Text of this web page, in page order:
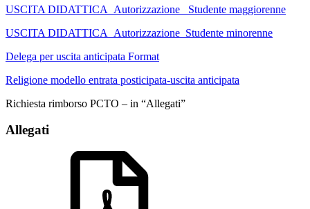
USCITA DIDATTICA_Autorizzazione_ Studente maggiorenne
USCITA DIDATTICA_Autorizzazione_Studente minorenne
Delega per uscita anticipata Format
Religione modello entrata posticipata-uscita anticipata
Richiesta rimborso PCTO – in “Allegati”
Allegati